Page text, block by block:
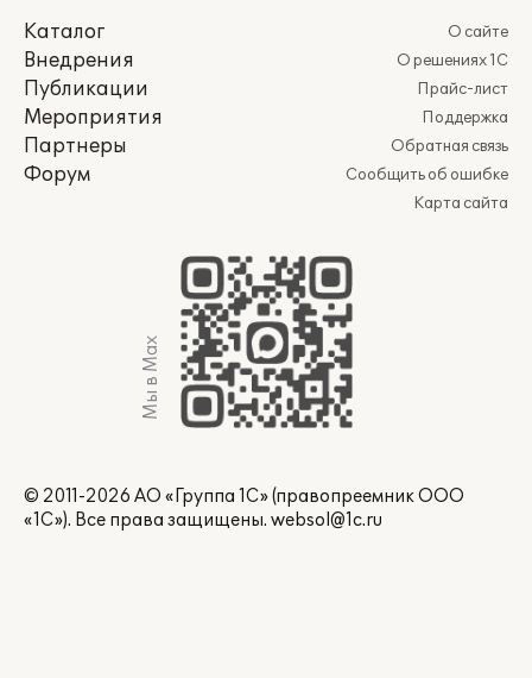
Каталог
Внедрения
Публикации
Мероприятия
Партнеры
Форум
О сайте
О решениях 1С
Прайс-лист
Поддержка
Обратная связь
Сообщить об ошибке
Карта сайта
Мы в Max
© 2011-2026 АО «Группа 1С» (правопреемник ООО
«1С»). Все права защищены. websol@1c.ru